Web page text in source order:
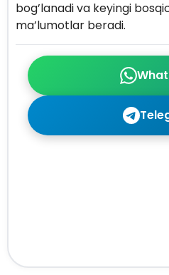
bog’lanadi va keyingi
ma’lumotlar beradi.